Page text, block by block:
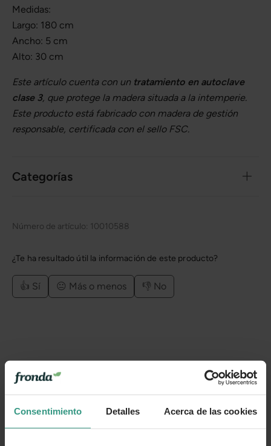
Consentimiento Detalles Acerca de las cookies
Medidas:
Largo: 180 cm
Ancho: 5 cm
Alto: 30 cm
Este artículo cuenta con un tratamiento en autoclave
clase 3, que protege la madera situada a la intemperie.
Este producto está fabricado con madera de gestión
responsable, certificada con el sello FSC.
Categorías
Número de artículo: 10010588
¿Te ha resultado útil la información de este producto?
👍 Sí 😐 Más o menos 👎 No